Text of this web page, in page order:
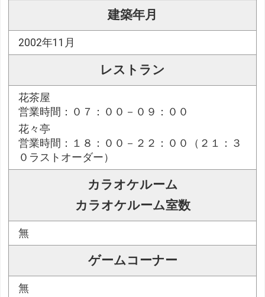
建築年月
2002年11月
レストラン
花茶屋
営業時間：０７：００－０９：００
花々亭
営業時間：１８：００－２２：００（２１：３
０ラストオーダー）
カラオケルーム
カラオケルーム室数
無
ゲームコーナー
無